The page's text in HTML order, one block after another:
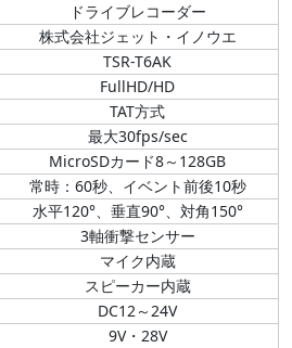
ドライブレコーダー
株式会社ジェット・イノウエ
TSR-T6AK
FullHD/HD
TAT方式
最大30fps/sec
MicroSDカード8～128GB
常時：60秒、イベント前後10秒
水平120°、垂直90°、対角150°
3軸衝撃センサー
マイク内蔵
スピーカー内蔵
DC12～24V
9V・28V